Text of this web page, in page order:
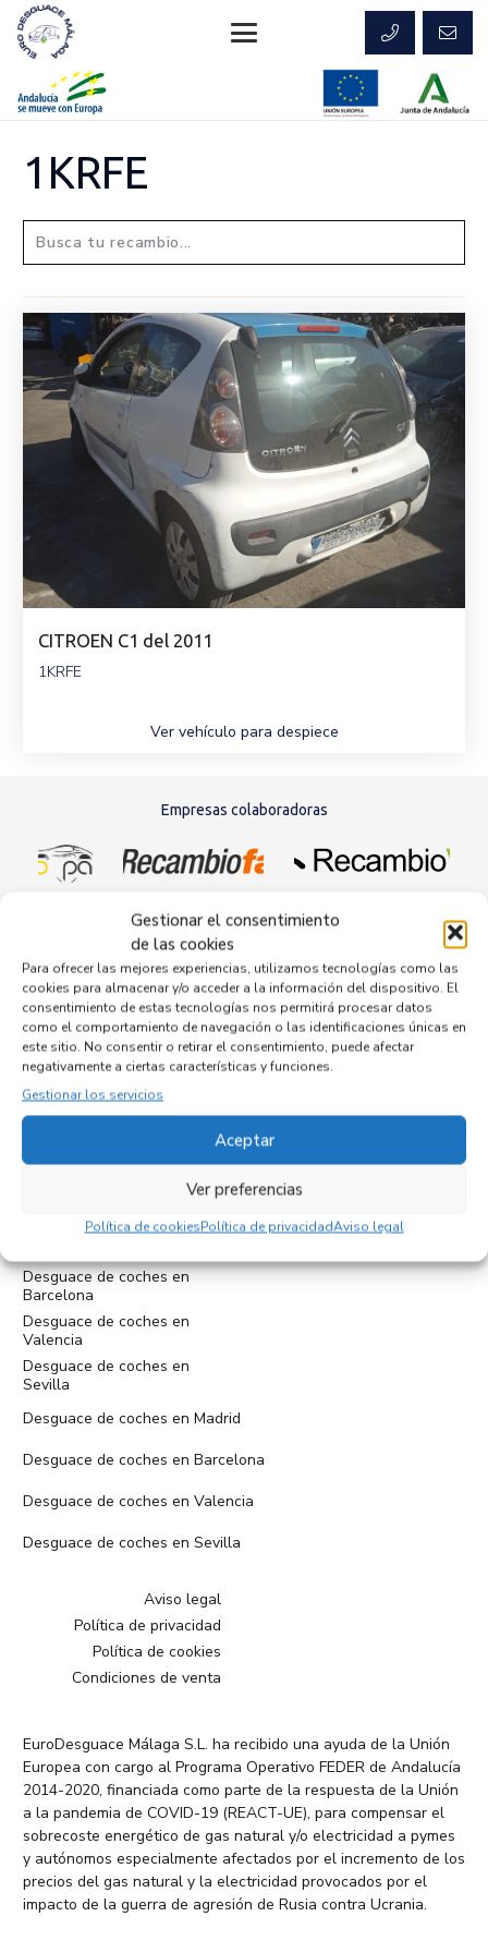
Gestionar el consentimiento
de las cookies
Para ofrecer las mejores experiencias, utilizamos tecnologías como las
cookies para almacenar y/o acceder a la información del dispositivo. El
consentimiento de estas tecnologías nos permitirá procesar datos
como el comportamiento de navegación o las identificaciones únicas en
este sitio. No consentir o retirar el consentimiento, puede afectar
negativamente a ciertas características y funciones.
Gestionar los servicios
Aceptar
Ver preferencias
Política de cookiesPolítica de privacidadAviso legal
1KRFE
CITROEN C1 del 2011
1KRFE
Ver vehículo para despiece
Empresas colaboradoras
Cam. Medioambiental, 19, 29010 Málaga
administracion@eurodesguacemalaga.com
Desguace de coches en
Desguace de coches en
Barcelona
Desguace de coches en
Valencia
Desguace de coches en
Sevilla
Desguace de coches en Madrid
Desguace de coches en Barcelona
Desguace de coches en Valencia
Desguace de coches en Sevilla
Aviso legal
Política de privacidad
Política de cookies
Condiciones de venta
EuroDesguace Málaga S.L. ha recibido una ayuda de la Unión
Europea con cargo al Programa Operativo FEDER de Andalucía
2014-2020, financiada como parte de la respuesta de la Unión
a la pandemia de COVID-19 (REACT-UE), para compensar el
sobrecoste energético de gas natural y/o electricidad a pymes
y autónomos especialmente afectados por el incremento de los
precios del gas natural y la electricidad provocados por el
impacto de la guerra de agresión de Rusia contra Ucrania.